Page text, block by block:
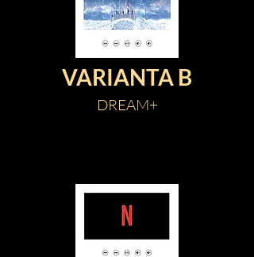
VARIANTA B
DREAM+